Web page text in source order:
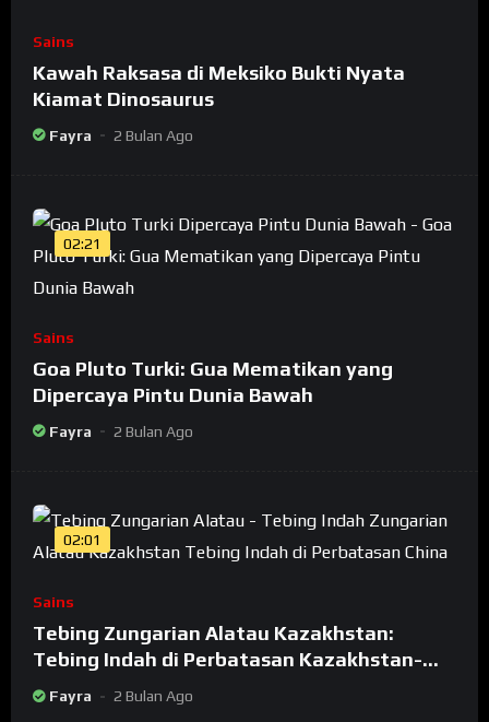
Sains
Kawah Raksasa di Meksiko Bukti Nyata
Kiamat Dinosaurus
Fayra 2 Bulan Ago
02:21
Sains
Goa Pluto Turki: Gua Mematikan yang
Dipercaya Pintu Dunia Bawah
Fayra 2 Bulan Ago
02:01
Sains
Tebing Zungarian Alatau Kazakhstan:
Tebing Indah di Perbatasan Kazakhstan-
China
Fayra 2 Bulan Ago